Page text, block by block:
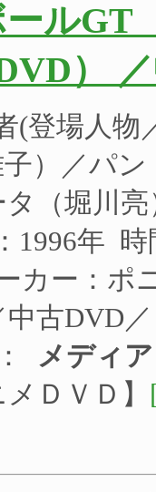
ールGT
）
(登場人物
）／パ
（堀川
1996年
カー：ポ
中古DVD
メディ
ＤＶＤ】